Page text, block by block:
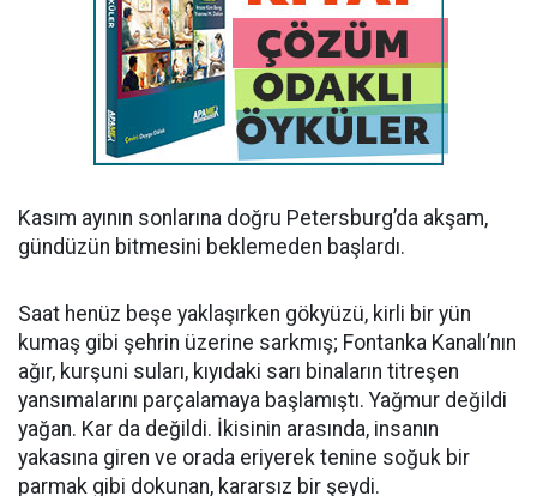
Kasım ayının sonlarına doğru Petersburg’da akşam,
gündüzün bitmesini beklemeden başlardı.
Saat henüz beşe yaklaşırken gökyüzü, kirli bir yün
kumaş gibi şehrin üzerine sarkmış; Fontanka Kanalı’nın
ağır, kurşuni suları, kıyıdaki sarı binaların titreşen
yansımalarını parçalamaya başlamıştı. Yağmur değildi
yağan. Kar da değildi. İkisinin arasında, insanın
yakasına giren ve orada eriyerek tenine soğuk bir
parmak gibi dokunan, kararsız bir şeydi.